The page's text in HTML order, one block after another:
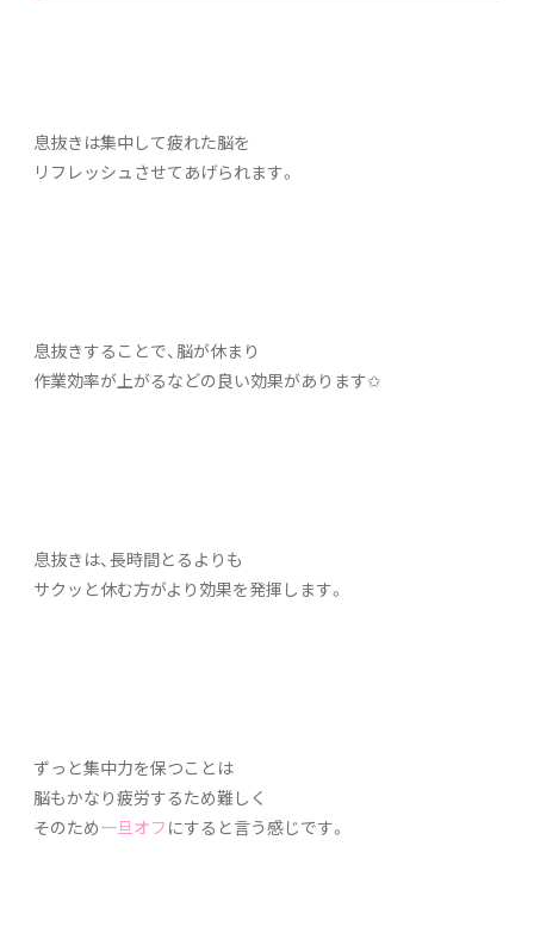
息抜きは集中して疲れた脳を
リフレッシュさせてあげられます。
息抜きすることで、脳が休まり
作業効率が上がるなどの良い効果があります✩
息抜きは、長時間とるよりも
サクッと休む方がより効果を発揮します。
ずっと集中力を保つことは
脳もかなり疲労するため難しく
そのため一旦オフ にすると言う感じです。